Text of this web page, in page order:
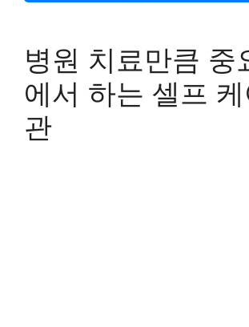
병원 치료만큼 중
에서 하는 셀프
관